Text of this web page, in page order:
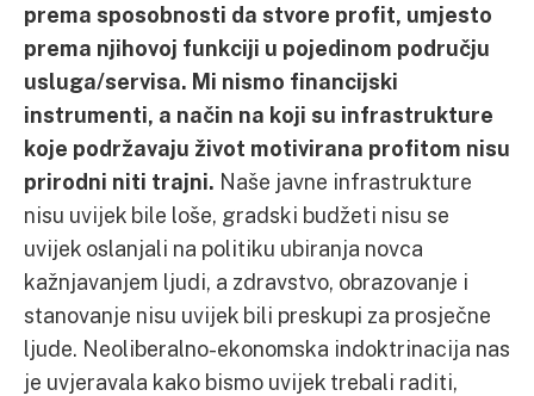
prema sposobnosti da stvore profit, umjesto
prema njihovoj funkciji u pojedinom području
usluga/servisa. Mi nismo financijski
instrumenti, a način na koji su infrastrukture
koje podržavaju život motivirana profitom nisu
prirodni niti trajni. Naše javne infrastrukture
nisu uvijek bile loše, gradski budžeti nisu se
uvijek oslanjali na politiku ubiranja novca
kažnjavanjem ljudi, a zdravstvo, obrazovanje i
stanovanje nisu uvijek bili preskupi za prosječne
ljude. Neoliberalno-ekonomska indoktrinacija nas
je uvjeravala kako bismo uvijek trebali raditi,